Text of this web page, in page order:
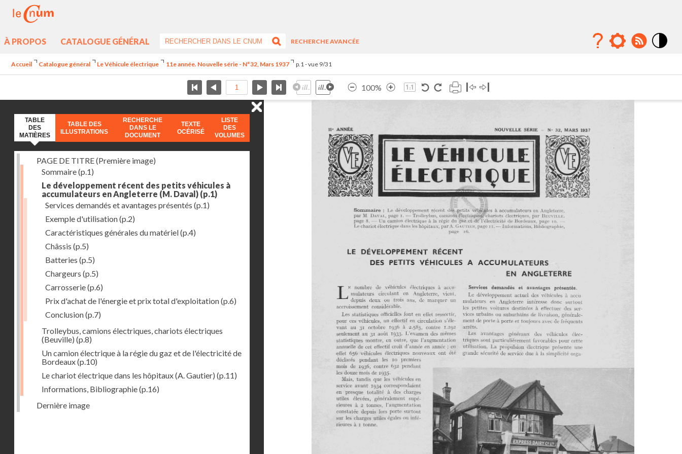
À PROPOS CATALOGUE GÉNÉRAL
RECHERCHE AVANCÉE
Accueil Catalogue général Le Véhicule électrique 11e année. Nouvelle série - N°32, Mars 1937 p.1 - vue 9/31
100%
TABLE
DES
MATIÈRES
TABLE DES
ILLUSTRATIONS
RECHERCHE
DANS LE
DOCUMENT
TEXTE
OCÉRISÉ
LISTE
DES
VOLUMES
PAGE DE TITRE (Première image)
Sommaire(p.1)
Le développement récent des petits véhicules à
accumulateurs en Angleterre (M. Daval) (p.1)
Services demandés et avantages présentés (p.1)
Exemple d'utilisation(p.2)
Caractéristiques générales du matériel(p.4)
Châssis (p.5)
Batteries (p.5)
Chargeurs (p.5)
Carrosserie(p.6)
Prix d'achat de l'énergie et prix total d'exploitation(p.6)
Conclusion(p.7)
Trolleybus, camions électriques, chariots électriques
(Beuville) (p.8)
Un camion électrique à la régie du gaz et de l'électricité de
Bordeaux(p.10)
Le chariot électrique dans les hôpitaux (A. Gautier) (p.11)
Informations, Bibliographie(p.16)
Dernière image